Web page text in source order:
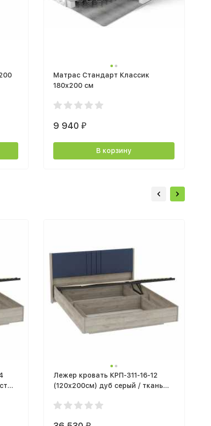
Матрас Стандарт Классик
180x200 см
9 940 ₽
В корзину
Лежер кровать КРП-311-16-12
(120х200см) дуб серый / ткань